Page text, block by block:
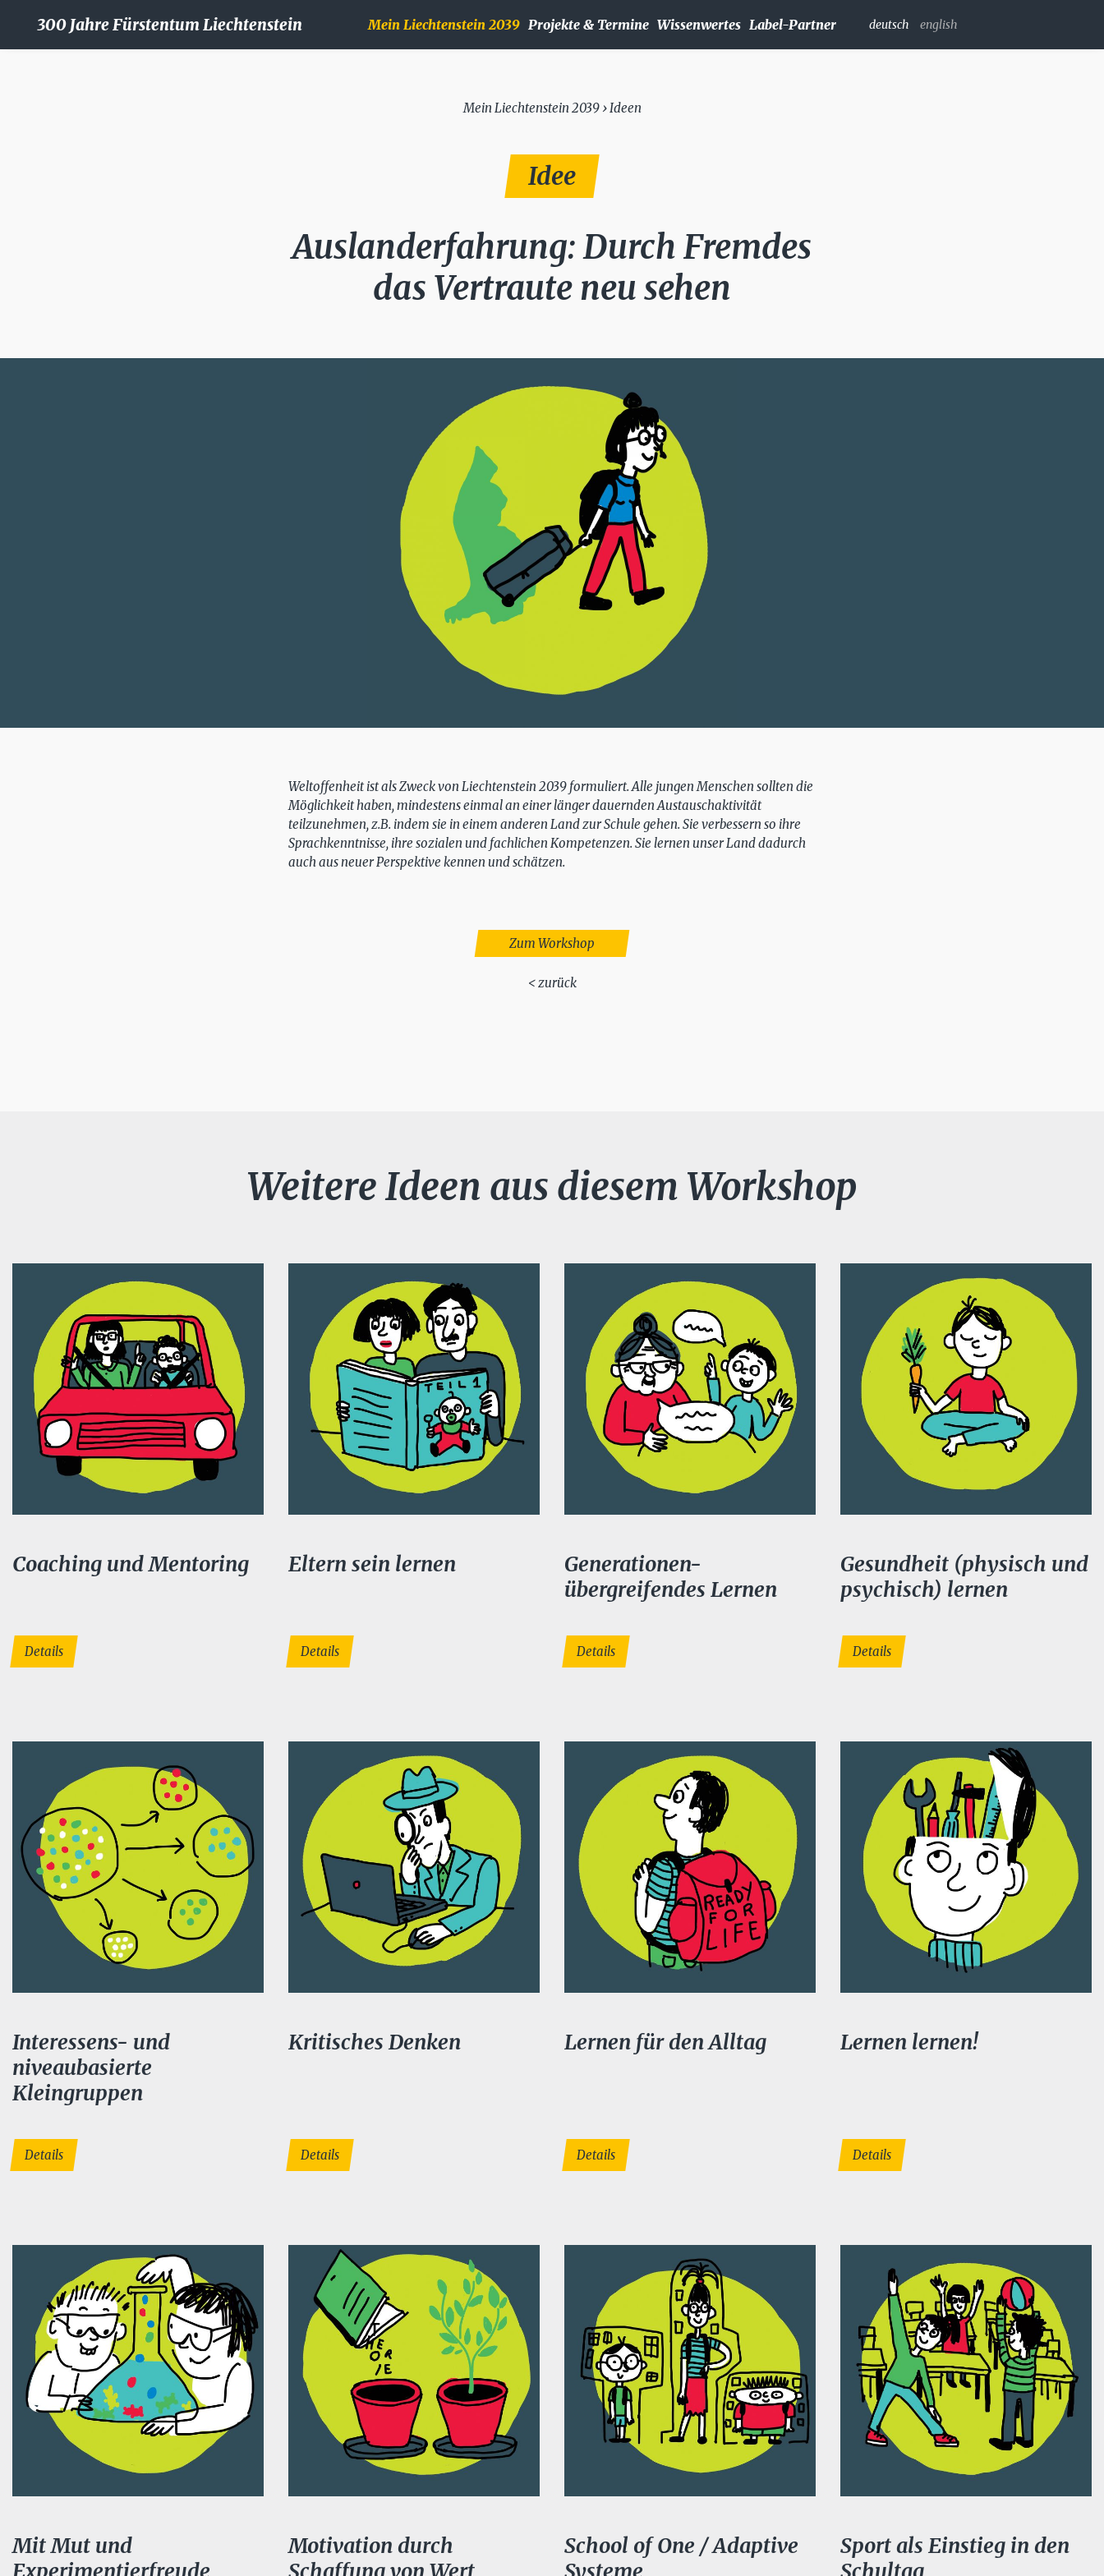
300 Jahre Fürstentum Liechtenstein Mein Liechtenstein 2039 Projekte & Termine Wissenwertes Label-Partner deutsch english
Mein Liechtenstein 2039 › Ideen
Idee
Auslanderfahrung: Durch Fremdes
das Vertraute neu sehen
Weltoffenheit ist als Zweck von Liechtenstein 2039 formuliert. Alle jungen Menschen sollten die
Möglichkeit haben, mindestens einmal an einer länger dauernden Austauschaktivität
teilzunehmen, z.B. indem sie in einem anderen Land zur Schule gehen. Sie verbessern so ihre
Sprachkenntnisse, ihre sozialen und fachlichen Kompetenzen. Sie lernen unser Land dadurch
auch aus neuer Perspektive kennen und schätzen.
Zum Workshop
< zurück
Weitere Ideen aus diesem Workshop
Coaching und Mentoring
Details
Eltern sein lernen
Details
Generationen-
übergreifendes Lernen
Details
Gesundheit (physisch und
psychisch) lernen
Details
Interessens- und
niveaubasierte
Kleingruppen
Details
Kritisches Denken
Details
Lernen für den Alltag
Details
Lernen lernen!
Details
Mit Mut und
Motivation durch
School of One / Adaptive
Sport als Einstieg in den